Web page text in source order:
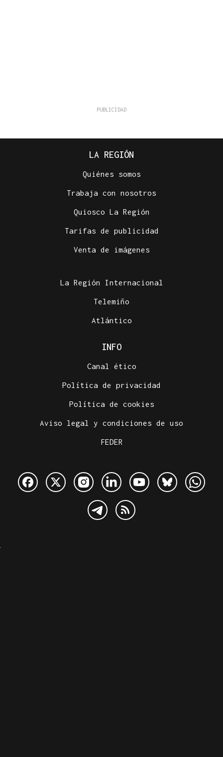
LA REGIÓN
Quiénes somos
Trabaja con nosotros
Quiosco La Región
Tarifas de publicidad
Venta de imágenes
La Región Internacional
Telemiño
Atlántico
INFO
Canal ético
Política de privacidad
Política de cookies
Aviso legal y condiciones de uso
FEDER